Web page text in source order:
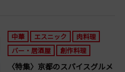
中華 エスニック
肉料理
バー・居酒屋
創作料理
〈特集〉京都のスパイスグルメ